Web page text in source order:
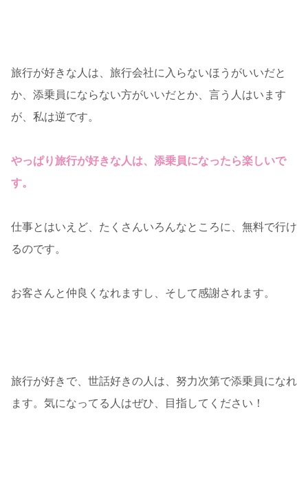
旅行が好きな人は、旅行会社に入らないほうがいいだと
か、添乗員にならない方がいいだとか、言う人はいます
が、私は逆です。
やっぱり旅行が好きな人は、添乗員になったら楽しいで
す。
仕事とはいえど、たくさんいろんなところに、無料で行け
るのです。
お客さんと仲良くなれますし、そして感謝されます。
旅行が好きで、世話好きの人は、努力次第で添乗員になれ
ます。気になってる人はぜひ、目指してください！